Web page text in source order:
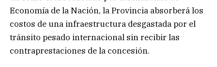
Economía de la Nación, la Provincia absorberá los
costos de una infraestructura desgastada por el
tránsito pesado internacional sin recibir las
contraprestaciones de la concesión.